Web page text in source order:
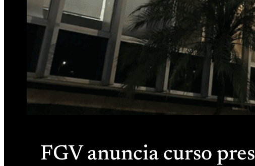
FGV anuncia curso